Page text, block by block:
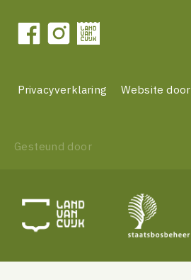
Privacyverklaring Website door
Gesteund door